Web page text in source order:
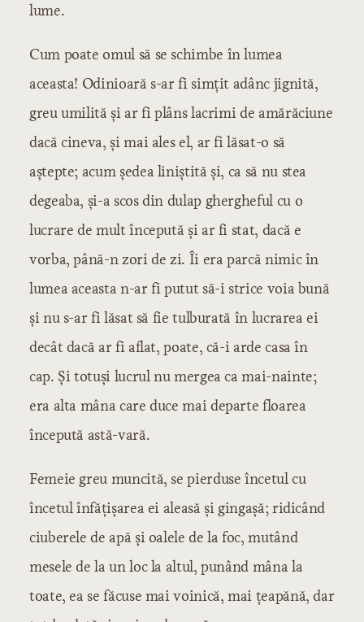
lume.
Cum poate omul să se schimbe în lumea
aceasta! Odinioară s-ar fi simțit adânc jignită,
greu umilită și ar fi plâns lacrimi de amărăciune
dacă cineva, și mai ales el, ar fi lăsat-o să
aștepte; acum ședea liniștită și, ca să nu stea
degeaba, și-a scos din dulap ghergheful cu o
lucrare de mult începută și ar fi stat, dacă e
vorba, până-n zori de zi. Îi era parcă nimic în
lumea aceasta n-ar fi putut să-i strice voia bună
și nu s-ar fi lăsat să fie tulburată în lucrarea ei
decât dacă ar fi aflat, poate, că-i arde casa în
cap. Și totuși lucrul nu mergea ca mai-nainte;
era alta mâna care duce mai departe floarea
începută astă-vară.
Femeie greu muncită, se pierduse încetul cu
încetul înfățișarea ei aleasă și gingașă; ridicând
ciuberele de apă și oalele de la foc, mutând
mesele de la un loc la altul, punând mâna la
toate, ea se făcuse mai voinică, mai țeapănă, dar